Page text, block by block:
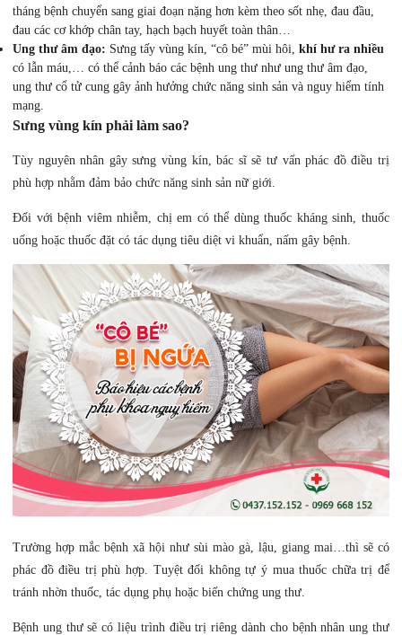
tháng bệnh chuyển sang giai đoạn nặng hơn kèm theo sốt nhẹ, đau đầu,
đau các cơ khớp chân tay, hạch bạch huyết toàn thân…
Ung thư âm đạo: Sưng tấy vùng kín, “cô bé” mùi hôi, khí hư ra nhiều
có lẫn máu,… có thể cảnh báo các bệnh ung thư như ung thư âm đạo,
ung thư cổ tử cung gây ảnh hưởng chức năng sinh sản và nguy hiểm tính
mạng.
Sưng vùng kín phải làm sao?
Tùy nguyên nhân gây sưng vùng kín, bác sĩ sẽ tư vấn phác đồ điều trị
phù hợp nhằm đảm bảo chức năng sinh sản nữ giới.
Đối với bệnh viêm nhiễm, chị em có thể dùng thuốc kháng sinh, thuốc
uống hoặc thuốc đặt có tác dụng tiêu diệt vi khuẩn, nấm gây bệnh.
Trường hợp mắc bệnh xã hội như sùi mào gà, lậu, giang mai…thì sẽ có
phác đồ điều trị phù hợp. Tuyệt đối không tự ý mua thuốc chữa trị để
tránh nhờn thuốc, tác dụng phụ hoặc biến chứng ung thư.
Bệnh ung thư sẽ có liệu trình điều trị riêng dành cho bệnh nhân ung thư